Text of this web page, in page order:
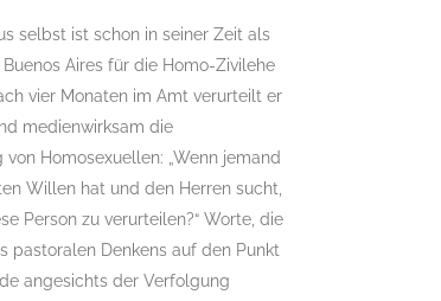
selbst ist schon in seiner Zeit als
Aires für die Homo-Zivilehe
vier Monaten im Amt verurteilt er
medienwirksam die
von Homosexuellen: „Wenn jemand
Willen hat und den Herren sucht,
Person zu verurteilen?“ Worte, die
pastoralen Denkens auf den Punkt
angesichts der Verfolgung